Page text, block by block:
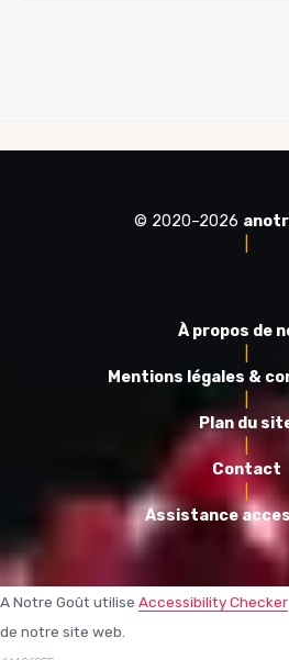
© 2020–2026
À propos de
Mentions légales &
Plan du
|
Contact
|
Assistance
A Notre Goût utilise Accessibility Checker
de notre site web.